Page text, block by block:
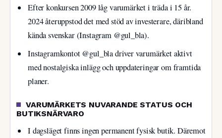
Efter konkursen 2009 låg varumärket i träda i 15 år.
2024 återuppstod det med stöd av investerare, däribland
kända svenskar (Instagram @gul_bla).
Instagramkontot @gul_bla driver varumärket aktivt
med nostalgiska inlägg och uppdateringar om framtida
planer.
VARUMÄRKETS NUVARANDE STATUS OCH
BUTIKSNÄRVARO
I dagsläget finns ingen permanent fysisk butik. Däremot